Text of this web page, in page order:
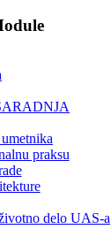
umetnika
praksu
delo UAS-a